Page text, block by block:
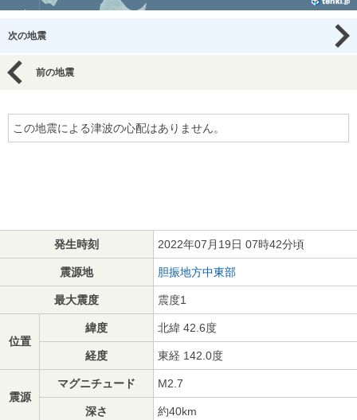
次の地震
前の地震
この地震による津波の心配はありません。
発生時刻 2022年07月19日 07時42分頃
震源地 胆振地方中東部
最大震度 震度1
位置
緯度 北緯 42.6度
経度 東経 142.0度
震源
マグニチュード M2.7
深さ 約40km